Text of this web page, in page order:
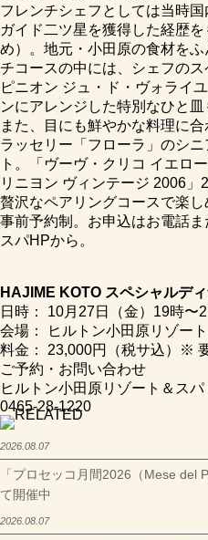
フレンチシェフとしては当時
ガイド二ツ星を獲得した経歴
め）。地元・小田原の食材を
チコースの中には、シェフの
ピニオン ジュ・ド・ヴォライ
ンにアレンジした特別なひと皿
また、目にも鮮やかな料理に
ラッセリー「フローラ」のシ
ト。「ヴーヴ・クリコ イエロ
リニヨン ヴィンテージ 2006
贅沢なペアリングコースで楽し
事前予約制。お申込はお電話ま
スパHPから。
HAJIME KOTO スペシャルデ
日時： 10月27日（金）19時〜
会場： ヒルトン小田原リゾー
料金： 23,000円（税サ込）※
ご予約・お問い合わせ
ヒルトン小田原リゾート＆ス
0465-28-1220
2026.08.07
「プロセッコ月間2026（Mese del
て開催中
2026.08.07